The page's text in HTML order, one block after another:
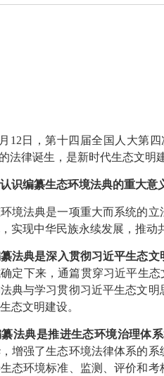
日，第十四届全国人大第四
法律诞生，是新时代生态文明
识编纂生态环境法典的重大意
法典是一项重大而系统的立
实现中华民族永续发展，推动
法典是深入贯彻习近平生态文
定下来，通篇贯穿习近平生
典与学习贯彻习近平生态文
态文明建设。
法典是推进生态环境治理体
增强了生态环境法律体系的
态环境标准、监测、评价和